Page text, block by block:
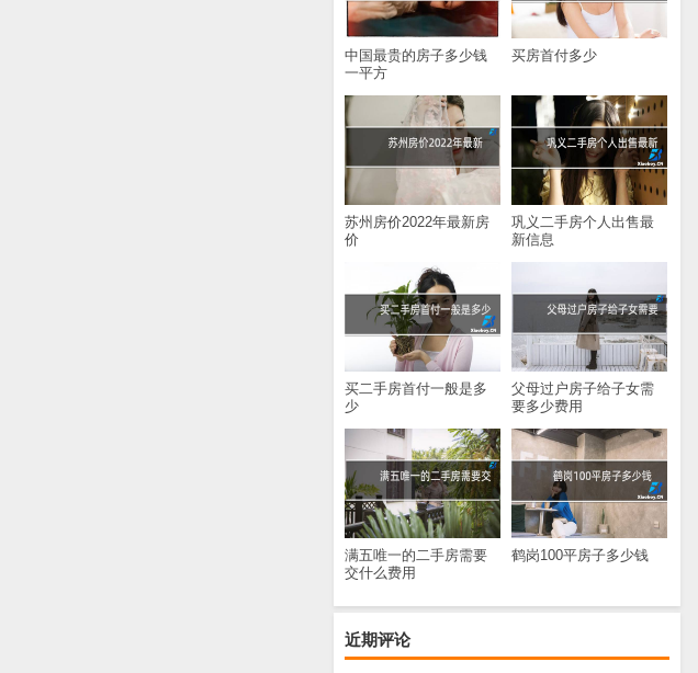
中国最贵的房子多少钱
一平方
买房首付多少
苏州房价2022年最新房
价
巩义二手房个人出售最
新信息
买二手房首付一般是多
少
父母过户房子给子女需
要多少费用
满五唯一的二手房需要
交什么费用
鹤岗100平房子多少钱
近期评论